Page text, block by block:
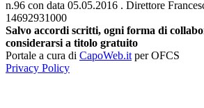
n.96 con data 05.05.2016 . Direttore
14692931000
Salvo accordi scritti, ogni forma di
considerarsi a titolo gratuito
Portale a cura di CapoWeb.it per OFCS
Privacy Policy